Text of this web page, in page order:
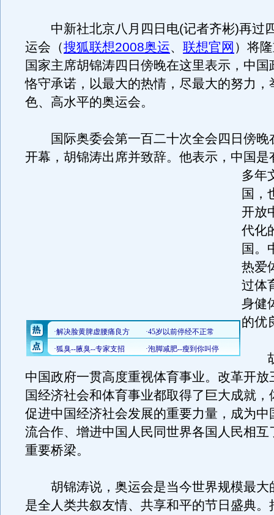
中新社北京八月四日电(记者齐彬)再过
运会（搜狐联想2008奥运、 联想官网 ）将
国家主席胡锦涛四日傍晚在这里表示，中国
恪守承诺，以最大的热情，尽最大的努力，
色、高水平的奥运会。
国际奥委会第一百二十次全会四日傍晚
开幕，胡锦涛出席并致辞。 他表示，中国是
多年
国，
开放
代化
国。
热爱
过体
身健
的优
胡
中国政府一贯高度重视体育事业。改革开放
国经济社会和体育事业都取得了巨大成就，
促进中国经济社会发展的重要力量，成为中
流合作、增进中国人民同世界各国人民相互
重要桥梁。
胡锦涛说，奥运会是当今世界规模最大
是全人类共叙友情、共享和平的节日盛典。